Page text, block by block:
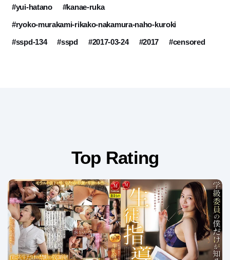
#yui-hatano
#kanae-ruka
#ryoko-murakami-rikako-nakamura-naho-kuroki
#sspd-134
#sspd #2017-03-24 #2017 #censored
Top Rating